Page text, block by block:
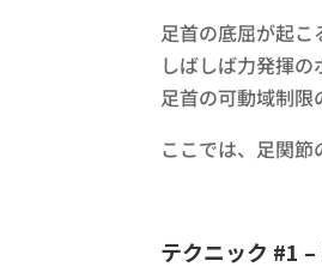
足首の底屈が起こ
しばしば力発揮の
足首の可動域制限
ここでは、足関節
テクニック #1